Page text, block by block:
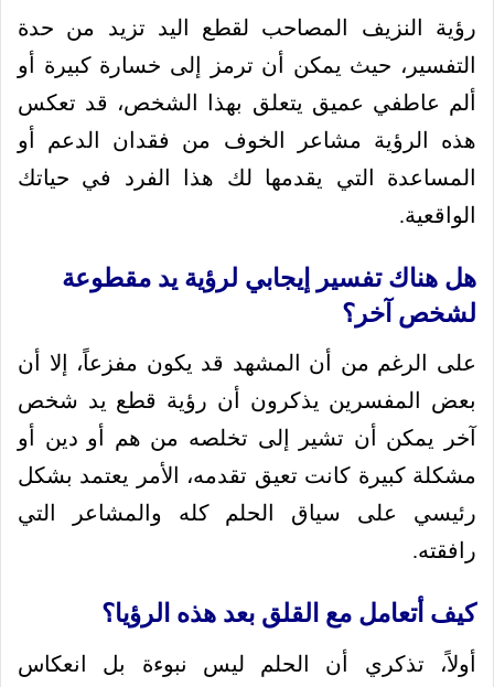
رؤية النزيف المصاحب لقطع اليد تزيد من حدة
التفسير، حيث يمكن أن ترمز إلى خسارة كبيرة أو
ألم عاطفي عميق يتعلق بهذا الشخص، قد تعكس
هذه الرؤية مشاعر الخوف من فقدان الدعم أو
المساعدة التي يقدمها لك هذا الفرد في حياتك
الواقعية.
هل هناك تفسير إيجابي لرؤية يد مقطوعة
لشخص آخر؟
على الرغم من أن المشهد قد يكون مفزعاً، إلا أن
بعض المفسرين يذكرون أن رؤية قطع يد شخص
آخر يمكن أن تشير إلى تخلصه من هم أو دين أو
مشكلة كبيرة كانت تعيق تقدمه، الأمر يعتمد بشكل
رئيسي على سياق الحلم كله والمشاعر التي
رافقته.
كيف أتعامل مع القلق بعد هذه الرؤيا؟
أولاً، تذكري أن الحلم ليس نبوءة بل انعكاس